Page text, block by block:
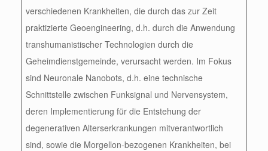
verschiedenen Krankheiten, die durch das zur Zeit
praktizierte Geoengineering, d.h. durch die Anwendung
transhumanistischer Technologien durch die
Geheimdienstgemeinde, verursacht werden. Im Fokus
sind Neuronale Nanobots, d.h. eine technische
Schnittstelle zwischen Funksignal und Nervensystem,
deren Implementierung für die Entstehung der
degenerativen Alterserkrankungen mitverantwortlich
sind, sowie die Morgellon-bezogenen Krankheiten, bei